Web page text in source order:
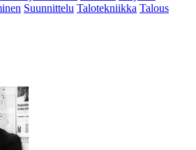
Suunnittelu Talotekniikka Talous